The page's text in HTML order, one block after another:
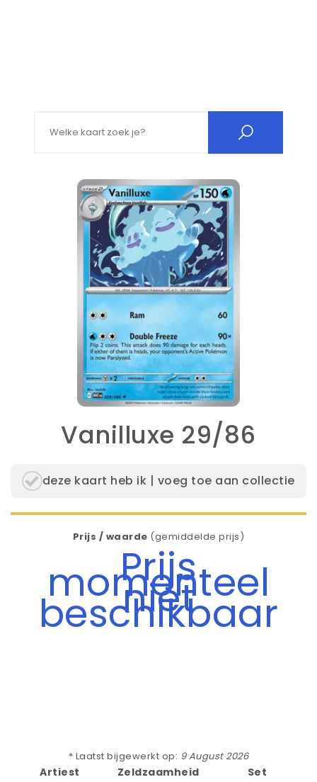
Vanilluxe 29/86
deze kaart heb ik | voeg toe aan collectie
Prijs / waarde (gemiddelde prijs)
Prijs
momenteel
niet
beschikbaar
* Laatst bijgewerkt op: 9 August 2026
Artiest Zeldzaamheid Set